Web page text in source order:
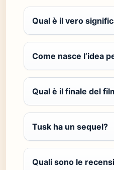
Qual è il vero
Come nasce l’idea
Qual è il finale del
Tusk ha un sequel?
Quali sono le